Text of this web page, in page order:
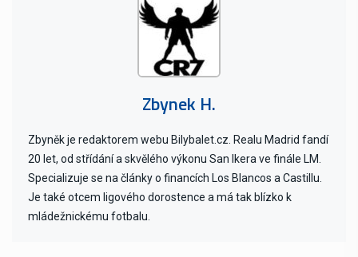
Zbynek H.
Zbyněk je redaktorem webu Bilybalet.cz. Realu Madrid fandí
20 let, od střídání a skvělého výkonu San Ikera ve finále LM.
Specializuje se na články o financích Los Blancos a Castillu.
Je také otcem ligového dorostence a má tak blízko k
mládežnickému fotbalu.